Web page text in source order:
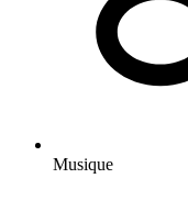
Musique